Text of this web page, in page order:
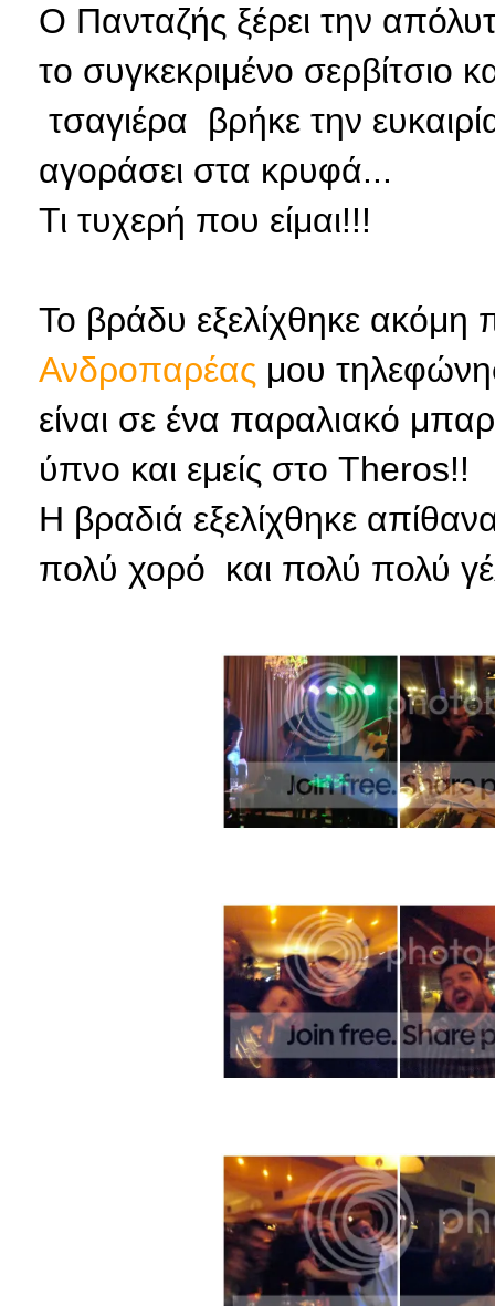
Ο Πανταζής ξέρει την
το συγκεκριμένο σερβίτσιο
τσαγιέρα βρήκε την
αγοράσει στα κρυφά...
Τι τυχερή που είμαι!!!
Το βράδυ εξελίχθηκε ακόμη
Ανδροπαρέας μου
είναι σε ένα παραλιακό
ύπνο και εμείς στο Theros!!
H βραδιά εξελίχθηκε
πολύ χορό και πολύ πολύ